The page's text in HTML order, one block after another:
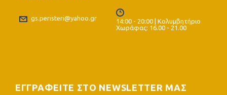
gs.peristeri@yahoo.gr
14:00 - 20:00 | Κολυμβητήριο
Χωράφας: 16.00 - 21.00
ΕΓΓΡΑΦΕΙΤΕ ΣΤΟ NEWSLETTER ΜΑΣ